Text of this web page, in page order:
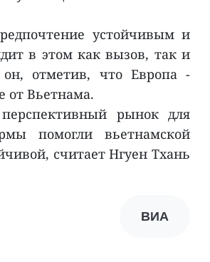
устойчивым и
в этом как вызов, так и
отметив, что Европа -
от Вьетнама.
рынок для
помогли вьетнамской
считает Нгуен Тхань
ВИА